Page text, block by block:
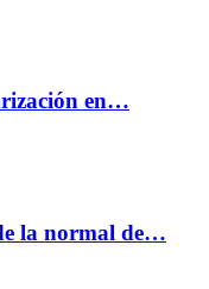
en…
la normal de…